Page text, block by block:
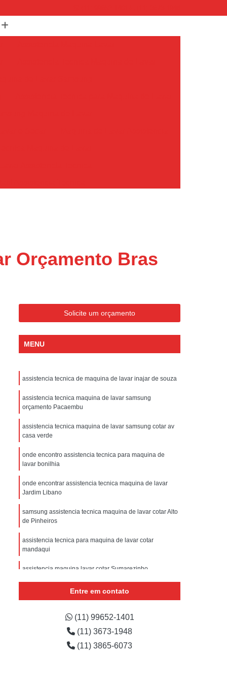
Condicionado Portatil
Portatil Philco
Tipo Portatil
Condicionado Portatil Philco
Ar Condicionado Portatil
Assistencia Tecnica Electrolux Geladeira
Tecnica Geladeira Electrolux
Electrolux Assistencia Tecnica Geladeira
Geladeira Assistencia Tecnica
Assistencia Tecnica de Refrigerador
Assistencia Tecnica Electrolux Refrigerador
Tecnica Refrigerador com Defeito
com Problema
Assistencia Tecnica Refrigerador Não Liga
Electrolux Assistencia Tecnica
Assistencia Tecnica para Secadora
Lavadora e Secadora
Assistencia Tecnica Secadora
Assistencia Tecnica Secadora Samsung
Assistencia Tecnica de Fogão
Assistencia Tecnica Fogão
Orçamento Bras
Solicite um orçamento
MENU
assistencia tecnica de maquina de lavar inajar de souza
assistencia tecnica maquina de lavar samsung
orçamento Pacaembu
assistencia tecnica maquina de lavar samsung cotar av
casa verde
onde encontro assistencia tecnica para maquina de
lavar bonilhia
onde encontrar assistencia tecnica maquina de lavar
Jardim Libano
samsung assistencia tecnica maquina de lavar cotar Alto
de Pinheiros
assistencia tecnica para maquina de lavar cotar
mandaqui
assistencia maquina lavar cotar Sumarezinho
onde encontro assistencia maquina de lavar avenida
samsung maquina de lavar assistencia tecnica av
direitos humanos
Entre em contato
(11) 99652-1401
(11) 3673-1948
(11) 3865-6073